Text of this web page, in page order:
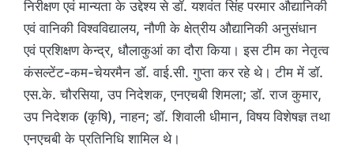
निरीक्षण एवं मान्यता के उद्देश्य से डॉ. यशवंत सिंह परमार औद्यानिकी
एवं वानिकी विश्वविद्यालय, नौणी के क्षेत्रीय औद्यानिकी अनुसंधान
एवं प्रशिक्षण केन्द्र, धौलाकुआं का दौरा किया। इस टीम का नेतृत्व
कंसल्टेंट-कम-चेयरमैन डॉ. वाई.सी. गुप्ता कर रहे थे। टीम में डॉ.
एस.के. चौरसिया, उप निदेशक, एनएचबी शिमला; डॉ. राज कुमार,
उप निदेशक (कृषि), नाहन; डॉ. शिवाली धीमान, विषय विशेषज्ञ तथा
एनएचबी के प्रतिनिधि शामिल थे।